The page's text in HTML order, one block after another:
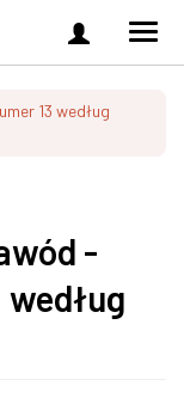
Zaloguj
się
13 według
-
według